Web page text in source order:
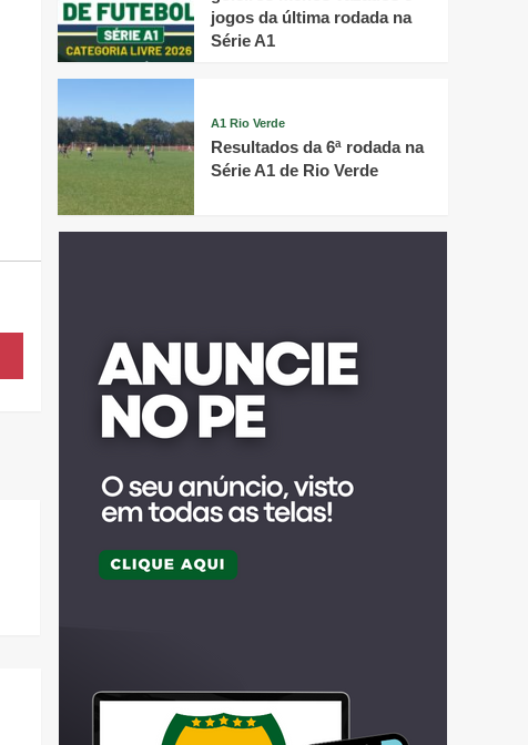
jogos da última rodada na
Série A1
A1 Rio Verde
Resultados da 6ª rodada na
Série A1 de Rio Verde